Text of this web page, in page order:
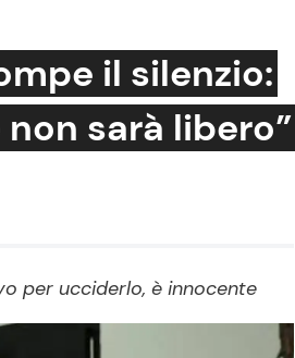
Cucina e Ricette
Le Ricette in TV
Primi Piatti
il silenzio:
sarà libero”
per ucciderlo, è innocente